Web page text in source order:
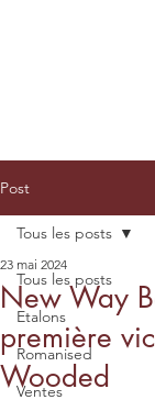
Post
Tous les posts
Etalons
Romanised
Ventes
Tous les posts
New Way
première
Wooded
23 mai 2024